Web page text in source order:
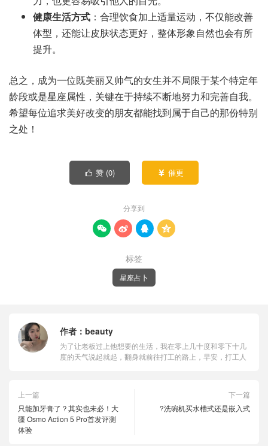
健康生活方式 ：合理饮食加上适量运动，不仅能改善
体型，还能让皮肤状态更好，整体形象自然也会有所
提升。
总之，成为一位既美丽又帅气的女生并不局限于某个特定年
龄段或是星座属性，关键在于持续不断地努力和完善自我。
希望每位追求美好改变的朋友都能找到属于自己的那份特别
之处！
 赞 (0)  催更
分享到
   
标签
星座占卜
作者： beauty
为了让老板过上他想要的生活，我在零上几十度和零下十几
度的天气说起就起，翻身就前往打工的路上，早安，打工人
上一篇
只能加牙膏了？其实也未必！大
疆 Osmo Action 5 Pro首发评测
体验
下一篇
?洗碗机买水槽式还是嵌入式